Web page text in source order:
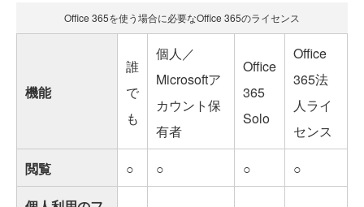
Office 365を使う場合に必要なOffice 365のライセンス
機能
誰
で
も
個人／
Microsoftア
カウント保
有者
Office
365
Solo
Office
365法
人ライ
センス
閲覧
○ ○ ○
○